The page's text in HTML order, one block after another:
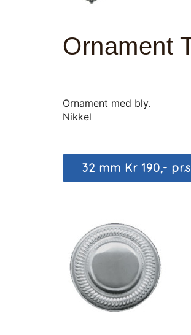
Ornament
Ornament med bly.
Nikkel
32 mm Kr 190,-